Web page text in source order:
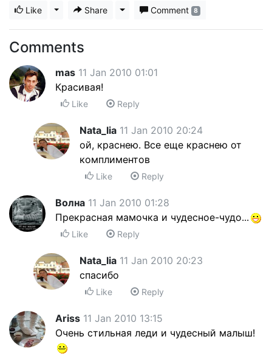
Like Toggle Dropdown
Share Toggle Dropdown
Comment 8
Comments
mas 11 Jan 2010 01:01
Красивая!
Like Reply
Nata_lia 11 Jan 2010 20:24
ой, краснею. Все еще краснею от
комплиментов
Like Reply
Волна 11 Jan 2010 01:28
Прекрасная мамочка и чудесное-чудо...
Like Reply
Nata_lia 11 Jan 2010 20:23
спасибо
Like Reply
Ariss 11 Jan 2010 13:15
Очень стильная леди и чудесный малыш!